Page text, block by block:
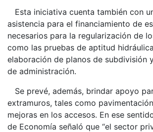
Esta iniciativa cuenta también con
asistencia para el financiamiento de
necesarios para la regularización de
como las pruebas de aptitud
elaboración de planos de subdivisión
de administración.
Se prevé, además, brindar apoyo
extramuros, tales como
mejoras en los accesos. En ese
de Economía señaló que “el sector